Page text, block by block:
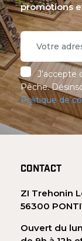
promotions
J’accepte
Pêche.
Politique de
CONTACT
ZI Trehonin
56300
Ouvert du